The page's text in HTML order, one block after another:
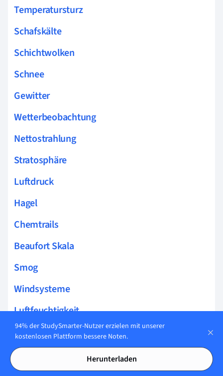
Temperatursturz
Schafskälte
Schichtwolken
Schnee
Gewitter
Wetterbeobachtung
Nettostrahlung
Stratosphäre
Luftdruck
Hagel
Chemtrails
Beaufort Skala
Smog
Windsysteme
Luftfeuchtigkeit
Wolkenarten
Seenebel
94% der StudySmarter-Nutzer erzielen mit unserer
kostenlosen Plattform bessere Noten.
Herunterladen